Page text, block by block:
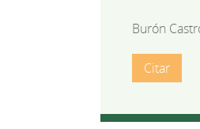
Burón
Citar